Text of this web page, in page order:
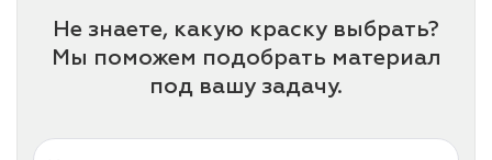
Не знаете, какую краску выбрать?
Мы поможем подобрать материал
под вашу задачу.